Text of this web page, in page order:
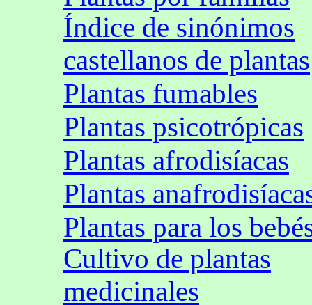
Índice de sinónimos
castellanos de plantas
Plantas fumables
Plantas psicotrópicas
Plantas afrodisíacas
Plantas
Plantas para los
Cultivo de plantas
medicinales